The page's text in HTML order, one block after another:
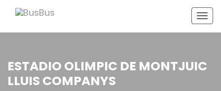
ESTADIO OLIMPIC DE MONTJUIC
LLUIS COMPANYS